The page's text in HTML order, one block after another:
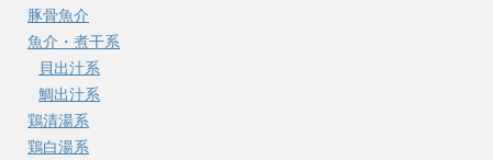
豚骨魚介
魚介・煮干系
貝出汁系
鯛出汁系
鶏清湯系
鶏白湯系